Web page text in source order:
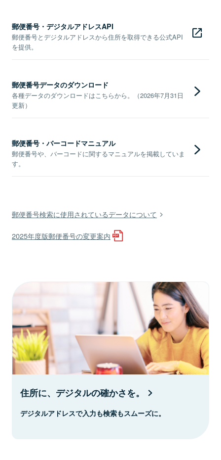
郵便番号・デジタルアドレスAPI
郵便番号とデジタルアドレスから住所を取得できる公式API
を提供。
郵便番号データのダウンロード
各種データのダウンロードはこちらから。（2026年7月31日
更新）
郵便番号・バーコードマニュアル
郵便番号や、バーコードに関するマニュアルを掲載していま
す。
郵便番号検索に使用されているデータについて
2025年度版郵便番号の変更案内
住所に、デジタルの確かさを。
デジタルアドレスで入力も検索もスムーズに。